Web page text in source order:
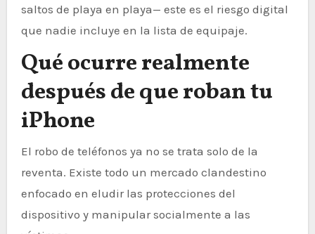
saltos de playa en playa— este es el riesgo digital
que nadie incluye en la lista de equipaje.
Qué ocurre realmente
después de que roban tu
iPhone
El robo de teléfonos ya no se trata solo de la
reventa. Existe todo un mercado clandestino
enfocado en eludir las protecciones del
dispositivo y manipular socialmente a las